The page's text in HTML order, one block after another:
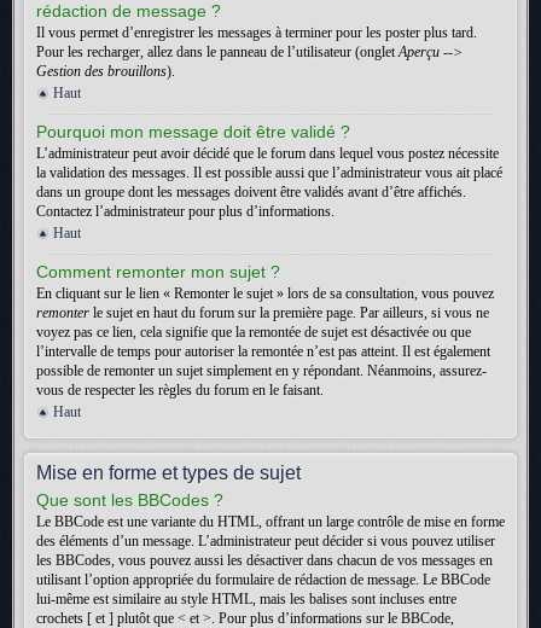
rédaction de message ?
Il vous permet d’enregistrer les messages à terminer pour les poster plus tard.
Pour les recharger, allez dans le panneau de l’utilisateur (ongletAperçu -->
Gestion des brouillons).
Haut
Pourquoi mon message doit être validé ?
L’administrateur peut avoir décidé que le forum dans lequel vous postez nécessite
la validation des messages. Il est possible aussi que l’administrateur vous ait placé
dans un groupe dont les messages doivent être validés avant d’être affichés.
Contactez l’administrateur pour plus d’informations.
Haut
Comment remonter mon sujet ?
En cliquant sur le lien « Remonter le sujet » lors de sa consultation, vous pouvez
remonter le sujet en haut du forum sur la première page. Par ailleurs, si vous ne
voyez pas ce lien, cela signifie que la remontée de sujet est désactivée ou que
l’intervalle de temps pour autoriser la remontée n’est pas atteint. Il est également
possible de remonter un sujet simplement en y répondant. Néanmoins, assurez-
vous de respecter les règles du forum en le faisant.
Haut
Mise en forme et types de sujet
Que sont les BBCodes ?
Le BBCode est une variante du HTML, offrant un large contrôle de mise en forme
des éléments d’un message. L’administrateur peut décider si vous pouvez utiliser
les BBCodes, vous pouvez aussi les désactiver dans chacun de vos messages en
utilisant l’option appropriée du formulaire de rédaction de message. Le BBCode
lui-même est similaire au style HTML, mais les balises sont incluses entre
crochets [ et ] plutôt que < et >. Pour plus d’informations sur le BBCode,